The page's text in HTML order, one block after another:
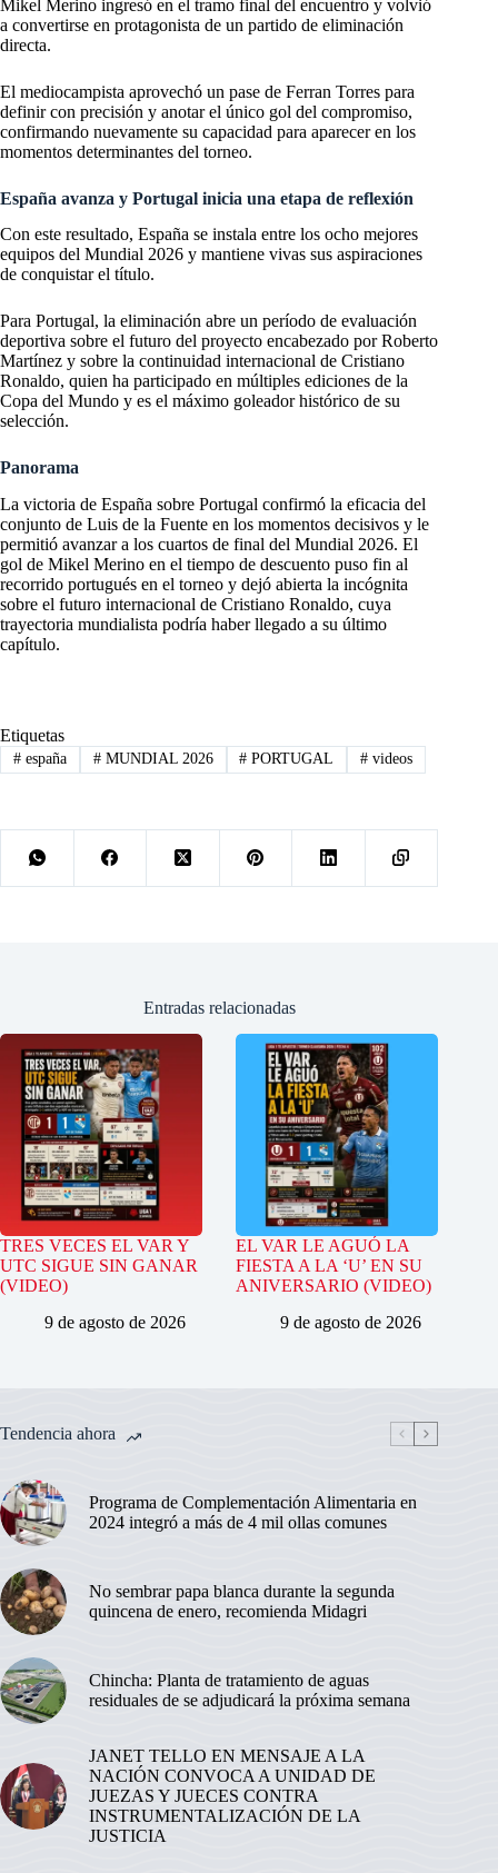
Mikel Merino ingresó en el tramo final del encuentro y volvió
a convertirse en protagonista de un partido de eliminación
directa.
El mediocampista aprovechó un pase de Ferran Torres para
definir con precisión y anotar el único gol del compromiso,
confirmando nuevamente su capacidad para aparecer en los
momentos determinantes del torneo.
España avanza y Portugal inicia una etapa de reflexión
Con este resultado, España se instala entre los ocho mejores
equipos del Mundial 2026 y mantiene vivas sus aspiraciones
de conquistar el título.
Para Portugal, la eliminación abre un período de evaluación
deportiva sobre el futuro del proyecto encabezado por Roberto
Martínez y sobre la continuidad internacional de Cristiano
Ronaldo, quien ha participado en múltiples ediciones de la
Copa del Mundo y es el máximo goleador histórico de su
selección.
Panorama
La victoria de España sobre Portugal confirmó la eficacia del
conjunto de Luis de la Fuente en los momentos decisivos y le
permitió avanzar a los cuartos de final del Mundial 2026. El
gol de Mikel Merino en el tiempo de descuento puso fin al
recorrido portugués en el torneo y dejó abierta la incógnita
sobre el futuro internacional de Cristiano Ronaldo, cuya
trayectoria mundialista podría haber llegado a su último
capítulo.
Etiquetas
#españa #MUNDIAL 2026 # PORTUGAL # videos
Entradas relacionadas
TRES VECES EL VAR Y
UTC SIGUE SIN GANAR
(VIDEO)
9 de agosto de 2026
EL VAR LE AGUÓ LA
FIESTA A LA ‘U’ EN SU
ANIVERSARIO (VIDEO)
9 de agosto de 2026
Tendencia ahora
Programa de Complementación Alimentaria en
2024 integró a más de 4 mil ollas comunes
No sembrar papa blanca durante la segunda
quincena de enero, recomienda Midagri
Chincha: Planta de tratamiento de aguas
residuales de se adjudicará la próxima semana
JANET TELLO EN MENSAJE A LA
NACIÓN CONVOCA A UNIDAD DE
JUEZAS Y JUECES CONTRA
INSTRUMENTALIZACIÓN DE LA
JUSTICIA